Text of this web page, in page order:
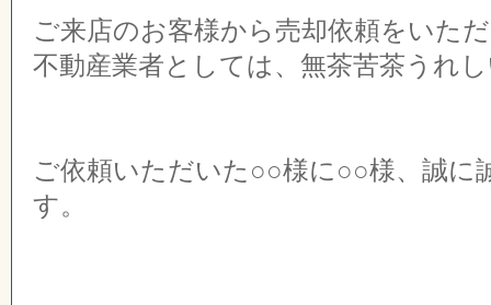
ご来店のお客様から売却依頼をいた
不動産業者としては、無茶苦茶うれ
ご依頼いただいた○○様に○○様、誠に
す。